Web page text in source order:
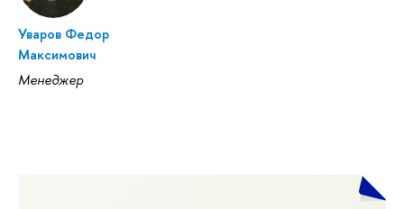
Уваров Федор
Максимович
Менеджер